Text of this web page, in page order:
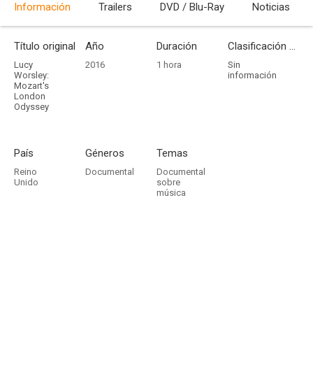
Información Trailers DVD / Blu-Ray Noticias
Título original
Lucy
Worsley:
Mozart's
London
Odyssey
Año
2016
Duración
1 hora
Clasificación por edades
Sin
información
País
Reino
Unido
Géneros
Documental
Temas
Documental
sobre
música